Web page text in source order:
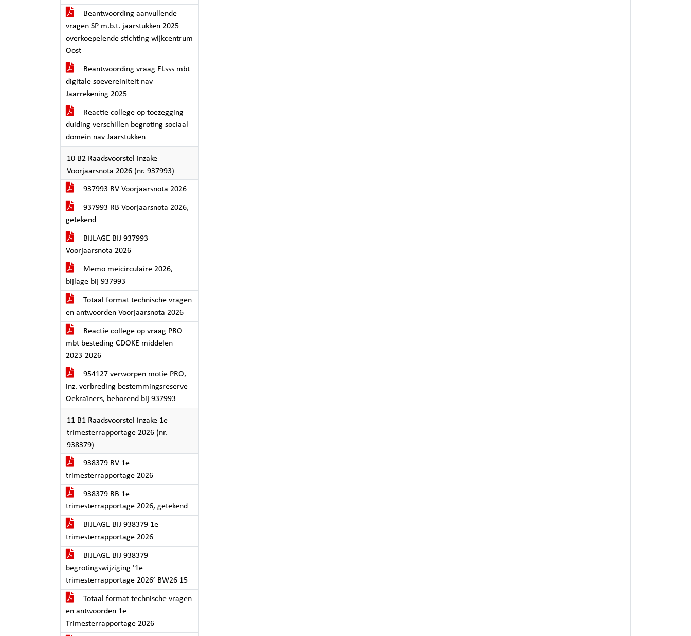
Beantwoording aanvullende
vragen SP m.b.t. jaarstukken 2025
overkoepelende stichting wijkcentrum
Oost
Beantwoording vraag ELsss mbt
digitale soevereiniteit nav
Jaarrekening 2025
Reactie college op toezegging
duiding verschillen begroting sociaal
domein nav Jaarstukken
10 B2 Raadsvoorstel inzake
Voorjaarsnota 2026 (nr. 937993)
937993 RV Voorjaarsnota 2026
937993 RB Voorjaarsnota 2026,
getekend
BIJLAGE BIJ 937993
Voorjaarsnota 2026
Memo meicirculaire 2026,
bijlage bij 937993
Totaal format technische vragen
en antwoorden Voorjaarsnota 2026
Reactie college op vraag PRO
mbt besteding CDOKE middelen
2023-2026
954127 verworpen motie PRO,
inz. verbreding bestemmingsreserve
Oekraïners, behorend bij 937993
11 B1 Raadsvoorstel inzake 1e
trimesterrapportage 2026 (nr.
938379)
938379 RV 1e
trimesterrapportage 2026
938379 RB 1e
trimesterrapportage 2026, getekend
BIJLAGE BIJ 938379 1e
trimesterrapportage 2026
BIJLAGE BIJ 938379
begrotingswijziging '1e
trimesterrapportage 2026’ BW26 15
Totaal format technische vragen
en antwoorden 1e
Trimesterrapportage 2026